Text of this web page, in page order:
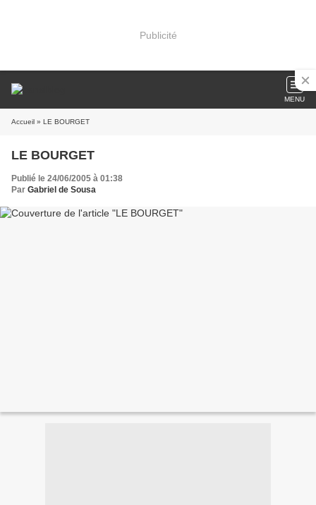
Publicité
MENU
Accueil » LE BOURGET
LE BOURGET
Publié le 24/06/2005 à 01:38
Par Gabriel de Sousa